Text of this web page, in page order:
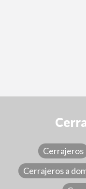
Cerrajeros
Cerrajeros a